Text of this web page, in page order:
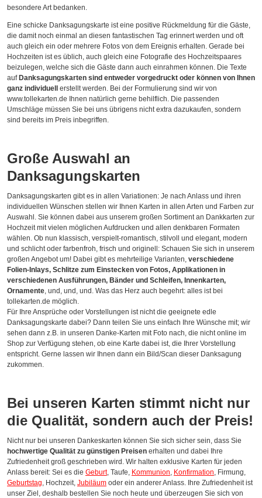
besondere Art bedanken.
Eine schicke Danksagungskarte ist eine positive Rückmeldung für die Gäste,
die damit noch einmal an diesen fantastischen Tag erinnert werden und oft
auch gleich ein oder mehrere Fotos von dem Ereignis erhalten. Gerade bei
Hochzeiten ist es üblich, auch gleich eine Fotografie des Hochzeitspaares
beizulegen, welche sich die Gäste dann auch einrahmen können. Die Texte
aufDanksagungskarten sind entweder vorgedruckt oder können von Ihnen
ganz individuell erstellt werden. Bei der Formulierung sind wir von
www.tollekarten.de Ihnen natürlich gerne behilflich. Die passenden
Umschläge müssen Sie bei uns übrigens nicht extra dazukaufen, sondern
sind bereits im Preis inbegriffen.
Große Auswahl an
Danksagungskarten
Danksagungskarten gibt es in allen Variationen: Je nach Anlass und ihren
individuellen Wünschen stellen wir Ihnen Karten in allen Arten und Farben zur
Auswahl. Sie können dabei aus unserem großen Sortiment an Dankkarten zur
Hochzeit mit vielen möglichen Aufdrucken und allen denkbaren Formaten
wählen. Ob nun klassisch, verspielt-romantisch, stilvoll und elegant, modern
und schlicht oder farbenfroh, frisch und originell: Schauen Sie sich in unserem
großen Angebot um! Dabei gibt es mehrteilige Varianten, verschiedene
Folien-Inlays, Schlitze zum Einstecken von Fotos, Applikationen in
verschiedenen Ausführungen, Bänder und Schleifen, Innenkarten,
Ornamente, und, und, und. Was das Herz auch begehrt: alles ist bei
tollekarten.de möglich.
Für Ihre Ansprüche oder Vorstellungen ist nicht die geeignete edle
Danksagungskarte dabei? Dann teilen Sie uns einfach Ihre Wünsche mit; wir
sehen dann z.B. in unseren Danke-Karten mit Foto nach, die nicht online im
Shop zur Verfügung stehen, ob eine Karte dabei ist, die Ihrer Vorstellung
entspricht. Gerne lassen wir Ihnen dann ein Bild/Scan dieser Danksagung
zukommen.
Bei unseren Karten stimmt nicht nur
die Qualität, sondern auch der Preis!
Nicht nur bei unseren Dankeskarten können Sie sich sicher sein, dass Sie
hochwertige Qualität zu günstigen Preisen erhalten und dabei Ihre
Zufriedenheit groß geschrieben wird. Wir halten exklusive Karten für jeden
Anlass bereit: Sei es die Geburt, Taufe, Kommunion, Konfirmation, Firmung,
Geburtstag, Hochzeit, Jubiläum oder ein anderer Anlass. Ihre Zufriedenheit ist
unser Ziel, deshalb bestellen Sie noch heute und überzeugen Sie sich von